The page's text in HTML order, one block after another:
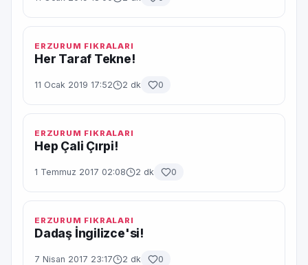
ERZURUM FIKRALARI
Her Taraf Tekne!
11 Ocak 2019 17:52 2 dk 0
ERZURUM FIKRALARI
Hep Çali Çırpi!
1 Temmuz 2017 02:08 2 dk 0
ERZURUM FIKRALARI
Dadaş İngilizce'si!
7 Nisan 2017 23:17 2 dk 0